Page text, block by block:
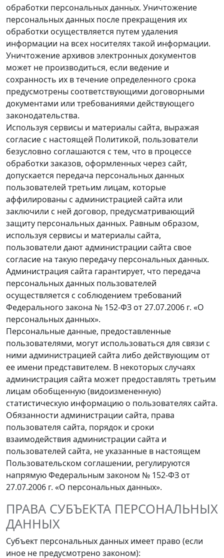
обработки персональных данных. Уничтожение
персональных данных после прекращения их
обработки осуществляется путем удаления
информации на всех носителях такой информации.
Уничтожение архивов электронных документов
может не производиться, если ведение и
сохранность их в течение определенного срока
предусмотрены соответствующими договорными
документами или требованиями действующего
законодательства.
Используя сервисы и материалы сайта, выражая
согласие с настоящей Политикой, пользователи
безусловно соглашаются с тем, что в процессе
обработки заказов, оформленных через сайт,
допускается передача персональных данных
пользователей третьим лицам, которые
аффилированы с администрацией сайта или
заключили с ней договор, предусматривающий
защиту персональных данных. Равным образом,
используя сервисы и материалы сайта,
пользователи дают администрации сайта свое
согласие на такую передачу персональных данных.
Администрация сайта гарантирует, что передача
персональных данных пользователей
осуществляется с соблюдением требований
Федерального закона № 152-ФЗ от 27.07.2006 г. «О
персональных данных».
Персональные данные, предоставленные
пользователями, могут использоваться для связи с
ними администрацией сайта либо действующим от
ее имени представителем. В некоторых случаях
администрация сайта может предоставлять третьим
лицам обобщенную (видоизмененную)
статистическую информацию о пользователях сайта.
Обязанности администрации сайта, права
пользователя сайта, порядок и сроки
взаимодействия администрации сайта и
пользователей сайта, не указанные в настоящем
Пользовательском соглашении, регулируются
напрямую Федеральным законом № 152-ФЗ от
27.07.2006 г. «О персональных данных».
ПРАВА СУБЪЕКТА ПЕРСОНАЛЬНЫХ
ДАННЫХ
Субъект персональных данных имеет право (если
иное не предусмотрено законом):